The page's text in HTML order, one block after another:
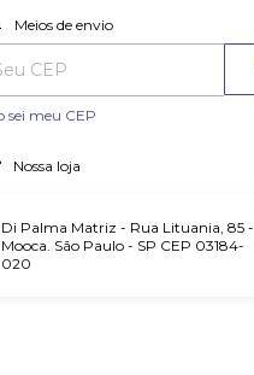
para o CEP:
Meios de envio
sei meu CEP
Nossa loja
Di Palma Matriz - Rua Lituania, 85 -
Mooca. São Paulo - SP CEP 03184-
020